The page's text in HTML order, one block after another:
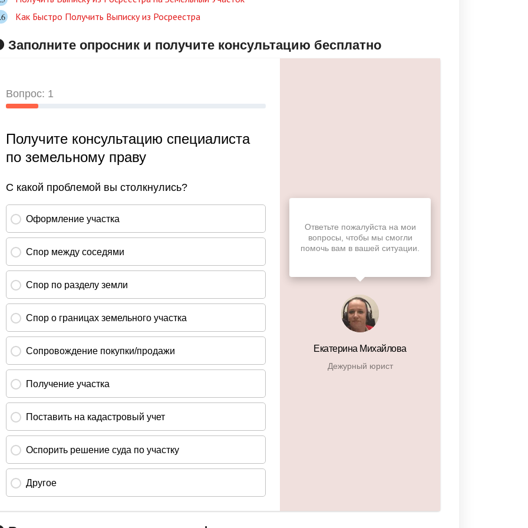
Как Быстро Получить Выписку из Росреестра
Заполните опросник и получите консультацию бесплатно